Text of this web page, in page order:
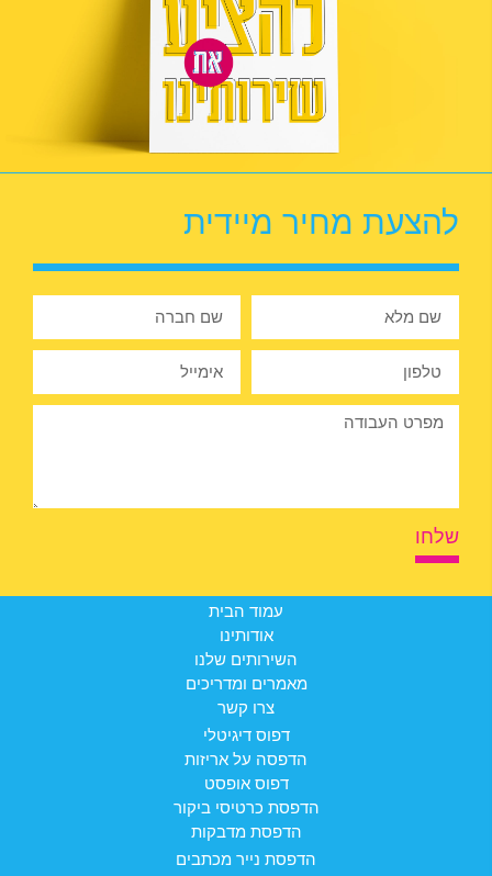
להצעת מחיר מיידית
שלחו
עמוד הבית
אודותינו
השירותים שלנו
מאמרים ומדריכים
צרו קשר
דפוס דיגיטלי
הדפסה על אריזות
דפוס אופסט
הדפסת כרטיסי ביקור
הדפסת מדבקות
הדפסת נייר מכתבים